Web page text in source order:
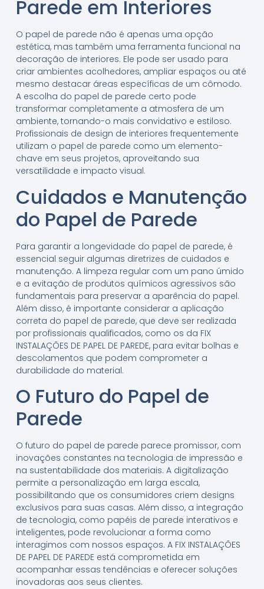
Parede em Interiores
O papel de parede não é apenas uma opção
estética, mas também uma ferramenta funcional na
decoração de interiores. Ele pode ser usado para
criar ambientes acolhedores, ampliar espaços ou até
mesmo destacar áreas específicas de um cômodo.
A escolha do papel de parede certo pode
transformar completamente a atmosfera de um
ambiente, tornando-o mais convidativo e estiloso.
Profissionais de design de interiores frequentemente
utilizam o papel de parede como um elemento-
chave em seus projetos, aproveitando sua
versatilidade e impacto visual.
Cuidados e Manutenção
do Papel de Parede
Para garantir a longevidade do papel de parede, é
essencial seguir algumas diretrizes de cuidados e
manutenção. A limpeza regular com um pano úmido
e a evitação de produtos químicos agressivos são
fundamentais para preservar a aparência do papel.
Além disso, é importante considerar a aplicação
correta do papel de parede, que deve ser realizada
por profissionais qualificados, como os da FIX
INSTALAÇÕES DE PAPEL DE PAREDE, para evitar bolhas e
descolamentos que podem comprometer a
durabilidade do material.
O Futuro do Papel de
Parede
O futuro do papel de parede parece promissor, com
inovações constantes na tecnologia de impressão e
na sustentabilidade dos materiais. A digitalização
permite a personalização em larga escala,
possibilitando que os consumidores criem designs
exclusivos para suas casas. Além disso, a integração
de tecnologia, como papéis de parede interativos e
inteligentes, pode revolucionar a forma como
interagimos com nossos espaços. A FIX INSTALAÇÕES
DE PAPEL DE PAREDE está comprometida em
acompanhar essas tendências e oferecer soluções
inovadoras aos seus clientes.